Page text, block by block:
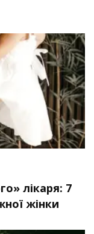
лікаря: 7
жінки